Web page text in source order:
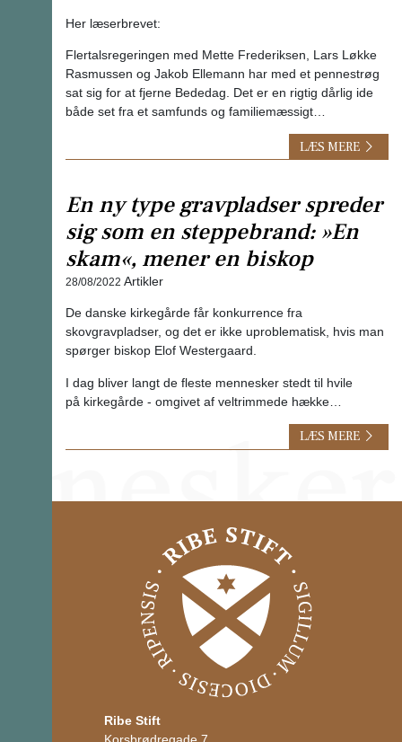
Her læserbrevet:
Flertalsregeringen med Mette Frederiksen, Lars Løkke
Rasmussen og Jakob Ellemann har med et pennestrøg
sat sig for at fjerne Bededag. Det er en rigtig dårlig ide
både set fra et samfunds og familiemæssigt…
LÆS MERE
En ny type gravpladser spreder
sig som en steppebrand: »En
skam«, mener en biskop
28/08/2022 Artikler
De danske kirkegårde får konkurrence fra
skovgravpladser, og det er ikke uproblematisk, hvis man
spørger biskop Elof Westergaard.
I dag bliver langt de fleste mennesker stedt til hvile
på kirkegårde - omgivet af veltrimmede hække…
LÆS MERE
Ribe Stift
Korsbrødregade 7